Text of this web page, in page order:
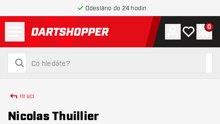
Odesláno do 24 hodin
Zpět na hlavní stránku
hledat
hledat
ÚčetMůj 0
Hraci
Nicolas Thuillier